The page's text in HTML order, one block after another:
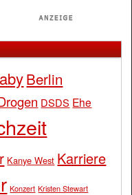
Berlin
DSDS Ehe
Kanye West Karriere
Konzert Kristen Stewart